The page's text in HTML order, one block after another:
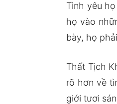
Tình yêu
họ vào
bày, họ
Thất Tịch
rõ hơn về
giới tươi